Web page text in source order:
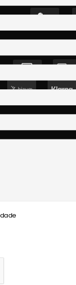
Copyright © 2023